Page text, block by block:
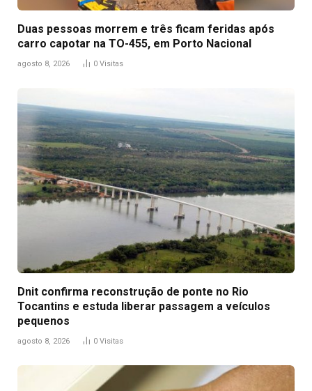
Duas pessoas morrem e três ficam feridas após
carro capotar na TO-455, em Porto Nacional
agosto 8, 2026 0 Visitas
Dnit confirma reconstrução de ponte no Rio
Tocantins e estuda liberar passagem a veículos
pequenos
agosto 8, 2026 0 Visitas